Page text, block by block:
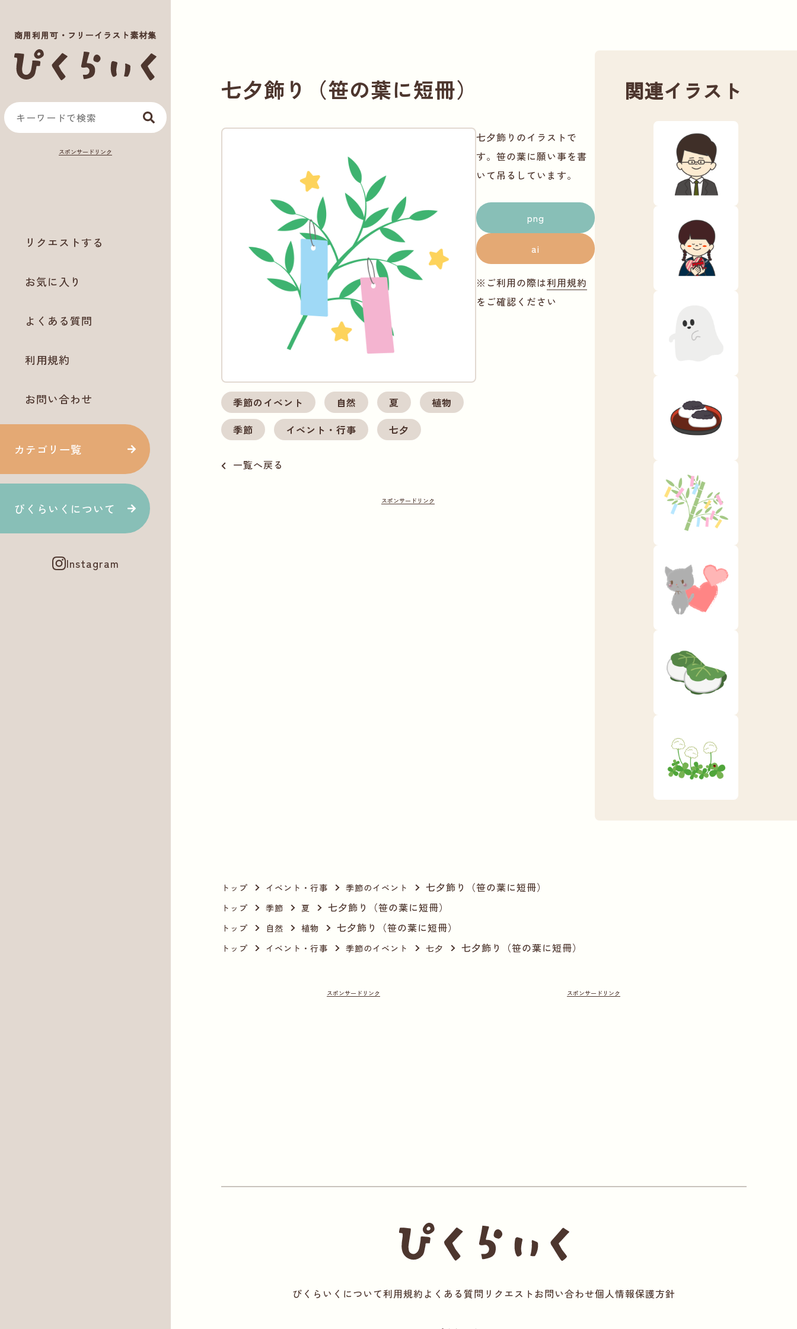
商用利用可・フリーイラスト素材集
リクエストする
お気に入り
よくある質問
利用規約
お問い合わせ
カテゴリ一覧
ぴくらいくについて
Instagram
七夕飾り（笹の葉に短冊）
季節のイベント 自然 夏
植物
季節
イベント・行事 七夕
七夕飾りのイラストで
す。笹の葉に願い事を書
いて吊るしています。
png
ai
※ご利用の際は利用規約
をご確認ください
一覧へ戻る
関連イラスト
トップ イベント・行事 季節のイベント 七夕飾り（笹の葉に短冊）
トップ 季節 夏 七夕飾り（笹の葉に短冊）
トップ 自然 植物 七夕飾り（笹の葉に短冊）
トップ イベント・行事 季節のイベント 七夕 七夕飾り（笹の葉に短冊）
ぴくらいくについて利用規約よくある質問 リクエストお問い合わせ個人情報保護方針